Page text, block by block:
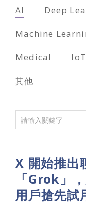
AI Deep
Machine
Medical IoT
其他
X 開始推出
「Grok」
用戶搶先試